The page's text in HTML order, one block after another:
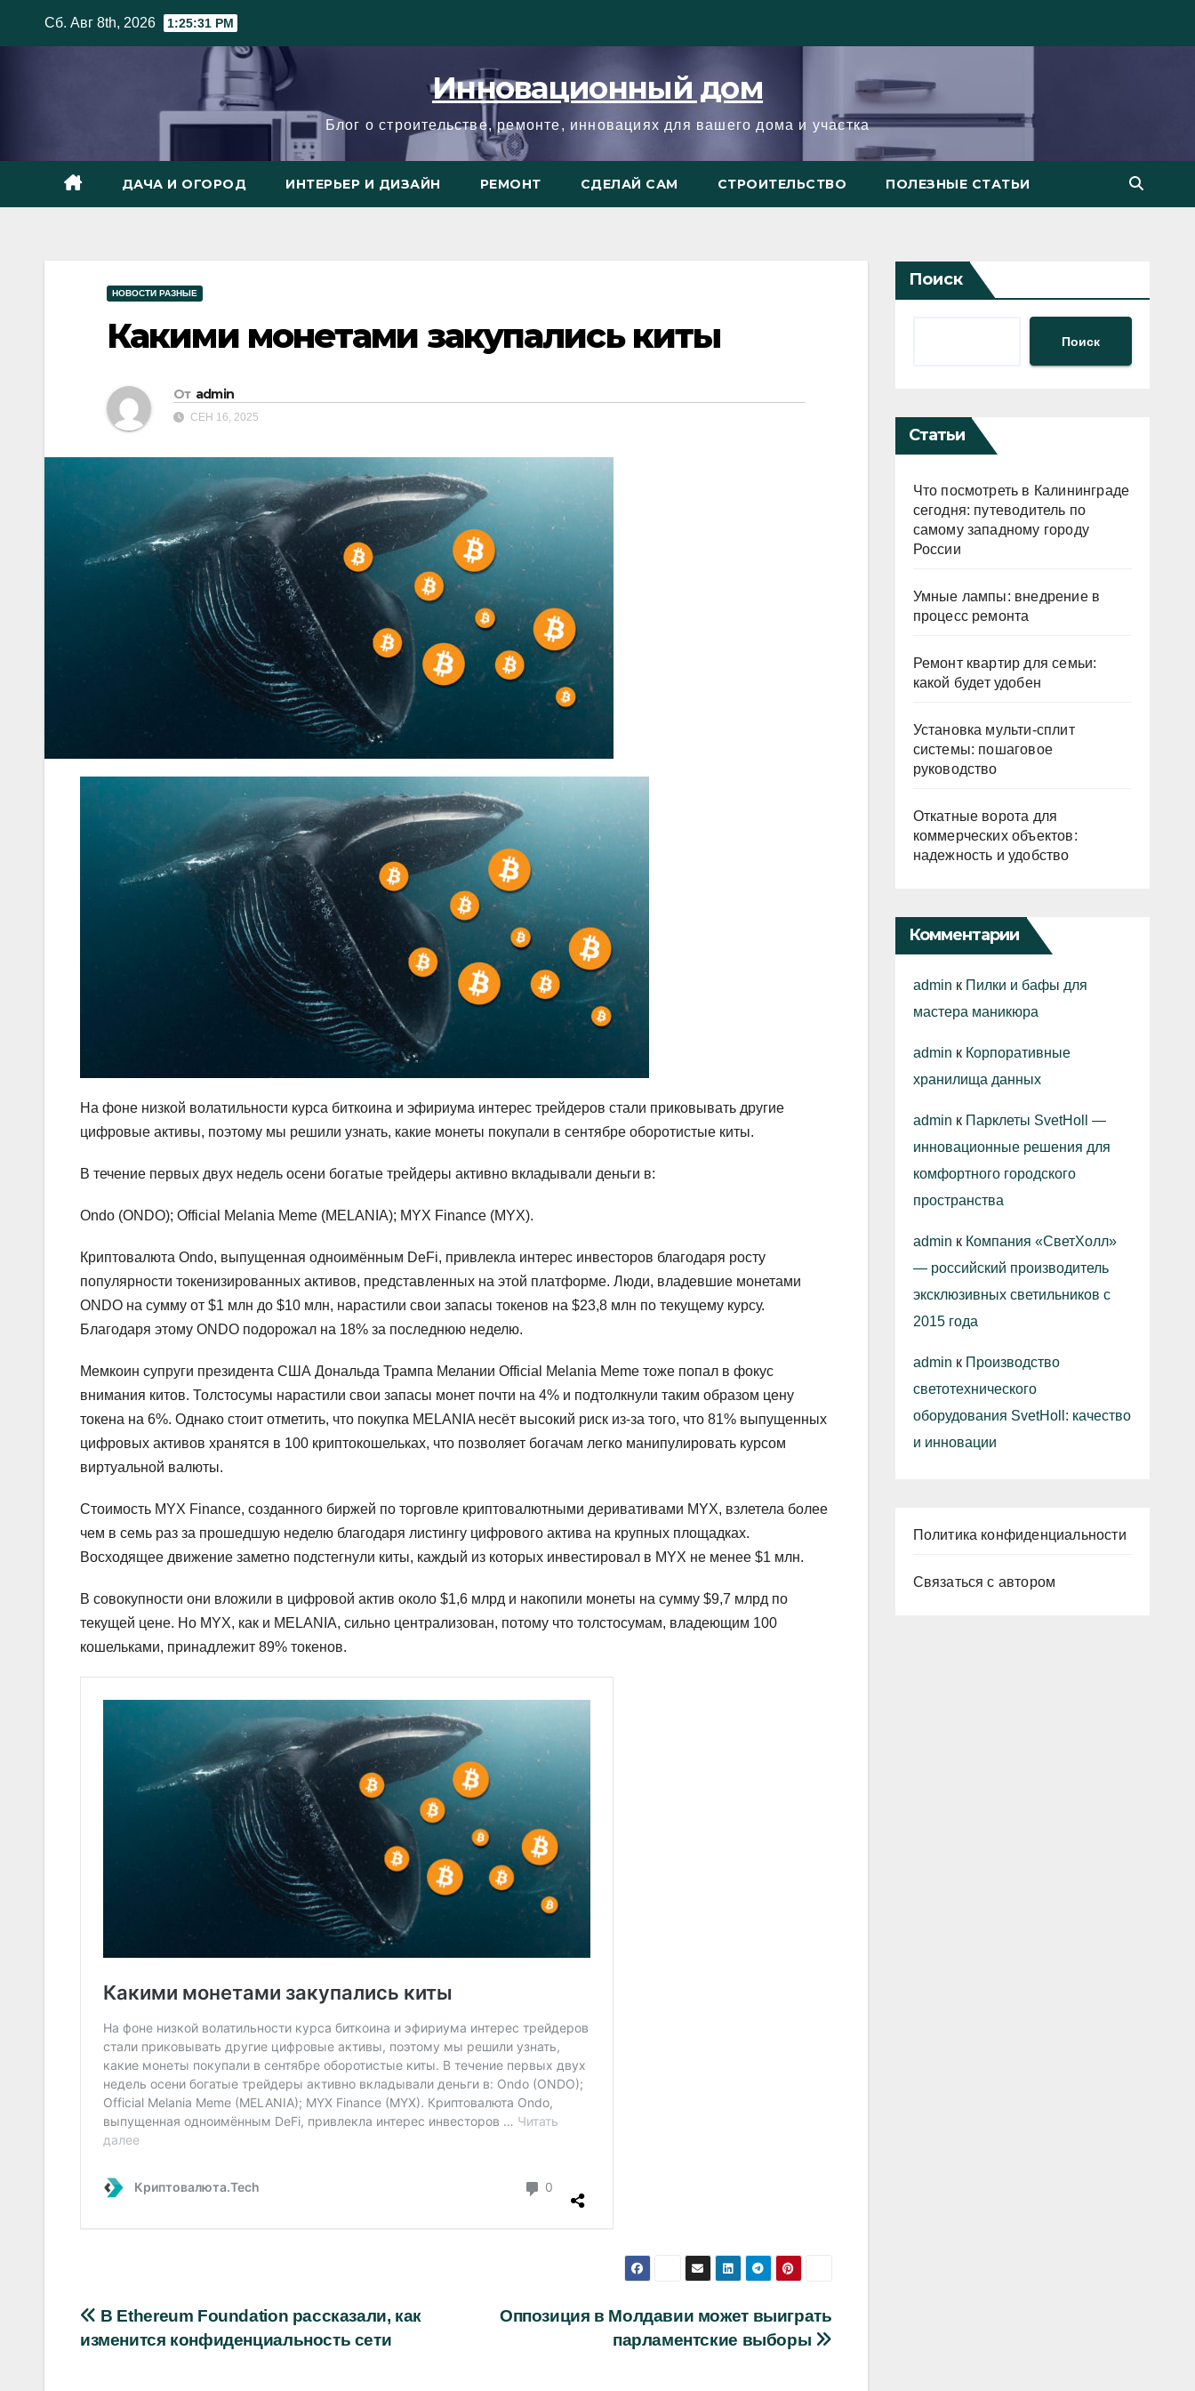
Сб. Авг 8th, 2026 1:25:32 PM
Инновационный дом
Блог о строительстве, ремонте, инновациях для вашего дома и участка
ДАЧА И ОГОРОД ИНТЕРЬЕР И ДИЗАЙН РЕМОНТ СДЕЛАЙ САМ СТРОИТЕЛЬСТВО ПОЛЕЗНЫЕ СТАТЬИ
НОВОСТИ РАЗНЫЕ
Какими монетами закупались киты
От admin
СЕН 16, 2025
На фоне низкой волатильности курса биткоина и эфириума интерес трейдеров стали приковывать другие
цифровые активы, поэтому мы решили узнать, какие монеты покупали в сентябре оборотистые киты.
В течение первых двух недель осени богатые трейдеры активно вкладывали деньги в:
Ondo (ONDO); Official Melania Meme (MELANIA); MYX Finance (MYX).
Криптовалюта Ondo, выпущенная одноимённым DeFi, привлекла интерес инвесторов благодаря росту
популярности токенизированных активов, представленных на этой платформе. Люди, владевшие монетами
ONDO на сумму от $1 млн до $10 млн, нарастили свои запасы токенов на $23,8 млн по текущему курсу.
Благодаря этому ONDO подорожал на 18% за последнюю неделю.
Мемкоин супруги президента США Дональда Трампа Мелании Official Melania Meme тоже попал в фокус
внимания китов. Толстосумы нарастили свои запасы монет почти на 4% и подтолкнули таким образом цену
токена на 6%. Однако стоит отметить, что покупка MELANIA несёт высокий риск из-за того, что 81% выпущенных
цифровых активов хранятся в 100 криптокошельках, что позволяет богачам легко манипулировать курсом
виртуальной валюты.
Стоимость MYX Finance, созданного биржей по торговле криптовалютными деривативами MYX, взлетела более
чем в семь раз за прошедшую неделю благодаря листингу цифрового актива на крупных площадках.
Восходящее движение заметно подстегнули киты, каждый из которых инвестировал в MYX не менее $1 млн.
В совокупности они вложили в цифровой актив около $1,6 млрд и накопили монеты на сумму $9,7 млрд по
текущей цене. Но MYX, как и MELANIA, сильно централизован, потому что толстосумам, владеющим 100
кошельками, принадлежит 89% токенов.
Навигация
Оппозиция в Молдавии может выиграть
парламентские выборы
В Ethereum Foundation рассказали, как
изменится конфиденциальность сети
Поиск
Поиск
Статьи
Что посмотреть в Калининграде
сегодня: путеводитель по
самому западному городу
России
Умные лампы: внедрение в
процесс ремонта
Ремонт квартир для семьи:
какой будет удобен
Установка мульти-сплит
системы: пошаговое
руководство
Откатные ворота для
коммерческих объектов:
надежность и удобство
Комментарии
admin к Пилки и бафы для
мастера маникюра
admin к Корпоративные
хранилища данных
admin к Парклеты SvetHoll —
инновационные решения для
комфортного городского
пространства
admin к Компания «СветХолл»
— российский производитель
эксклюзивных светильников с
2015 года
admin к Производство
светотехнического
оборудования SvetHoll: качество
и инновации
Политика конфиденциальности
Связаться с автором